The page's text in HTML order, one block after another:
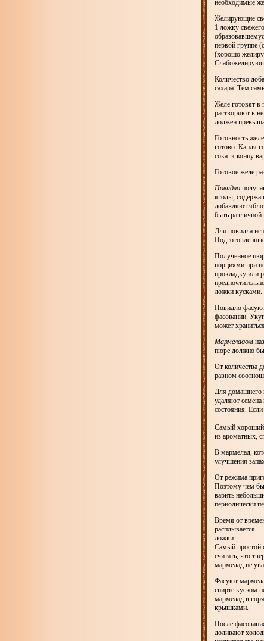
необходимые
Желирующие
1 ложку
первой группе
(хорошо
Количество
сахара. Тем
Желе готовят в
растворяют в
должен
Готовность
готово. Капля
сока: к концу
Готовое желе
Повидло
ягоды,
добавляют
быть различной
Для повидла
Полученное
порциями при
прокладку или
ложки кусками.
Повидло
фасовании.
может
Мармеладом
пюре должно
От количества
равном
Для домашнего
удаляют
состояния.
Самый хороший
из ароматных,
В мармелад,
улучшения
От режима
Поэтому чем
варить
периодически
Время от
расплывается —
ложки.
Самый простой
считать, что
мармелад не
Фасуют
спирте куском
мармелад в
крышками.
После
доливают